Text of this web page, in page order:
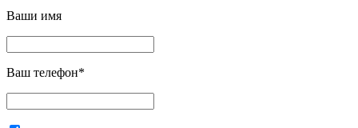
Ваши имя
Ваш телефон*